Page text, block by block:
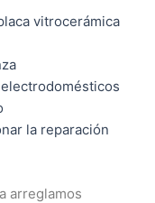
vitrocerámica
la reparación
arreglamos